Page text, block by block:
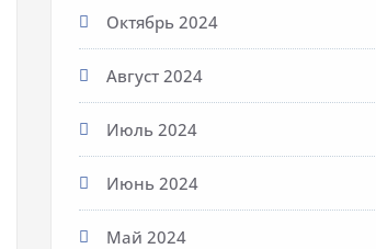
Октябрь 2024
Август 2024
Июль 2024
Июнь 2024
Май 2024